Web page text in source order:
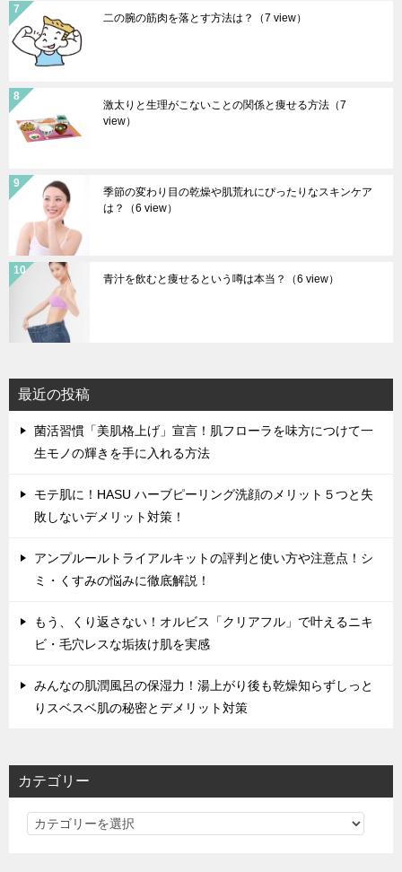
二の腕の筋肉を落とす方法は？ （7 view）
激太りと生理がこないことの関係と痩せる方法 （7
view）
季節の変わり目の乾燥や肌荒れにぴったりなスキンケア
は？
（6 view）
青汁を飲むと痩せるという噂は本当？ （6 view）
最近の投稿
菌活習慣「美肌格上げ」宣言！肌フローラを味方につけて一
生モノの輝きを手に入れる方法
モテ肌に！HASU ハーブピーリング洗顔のメリット５つと失
敗しないデメリット対策！
アンプルールトライアルキットの評判と使い方や注意点！シ
ミ・くすみの悩みに徹底解説！
もう、くり返さない！オルビス「クリアフル」で叶えるニキ
ビ・毛穴レスな垢抜け肌を実感
みんなの肌潤風呂の保湿力！湯上がり後も乾燥知らずしっと
りスベスベ肌の秘密とデメリット対策
カテゴリー
カ